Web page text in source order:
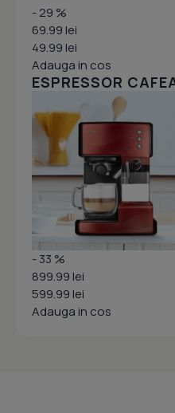
- 29 %
69.99 lei
49.99 lei
Adauga in cos
ESPRESSOR
- 33 %
899.99 lei
599.99 lei
Adauga in cos